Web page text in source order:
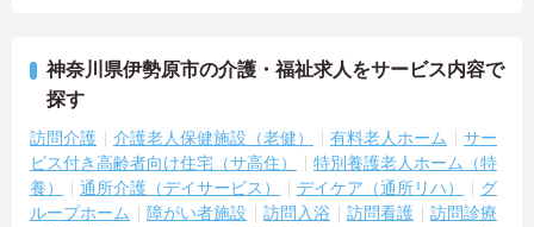
神奈川県伊勢原市の介護・福祉求人をサービス内容で
探す
訪問介護 介護老人保健施設（老健） 有料老人ホーム
サー
ビス付き高齢者向け住宅（サ高住）
特別養護老人ホーム（特
養）
通所介護（デイサービス） デイケア（通所リハ）
グ
ループホーム
障がい者施設 訪問入浴 訪問看護
訪問診療